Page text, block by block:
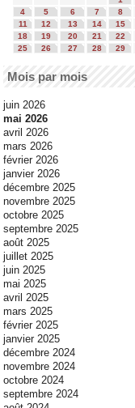
4
5 6 7 8
11
12 13 14 15
18
19 20 21 22
25
26 27 28 29
Mois par mois
juin 2026
mai 2026
avril 2026
mars 2026
février 2026
janvier 2026
décembre 2025
novembre 2025
octobre 2025
septembre 2025
août 2025
juillet 2025
juin 2025
mai 2025
avril 2025
mars 2025
février 2025
janvier 2025
décembre 2024
novembre 2024
octobre 2024
septembre 2024